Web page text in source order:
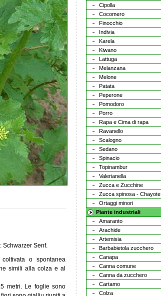
Schwarzer Senf.
o spontanea
simili alla colza e al
metri. Le foglie sono
Cipolla
Cocomero
Finocchio
Indivia
Karela
Kiwano
Lattuga
Melanzana
Melone
Patata
Peperone
Pomodoro
Porro
Rapa e Cima di rapa
Ravanello
Scalogno
Sedano
Spinacio
Topinambur
Valerianella
Zucca e Zucchine
Zucca spinosa - Chayote
Ortaggi minori
Piante industriali
Amaranto
Arachide
Artemisia
Barbabietola zucchero
Canapa
Canna comune
Canna da zucchero
Cartamo
Colza